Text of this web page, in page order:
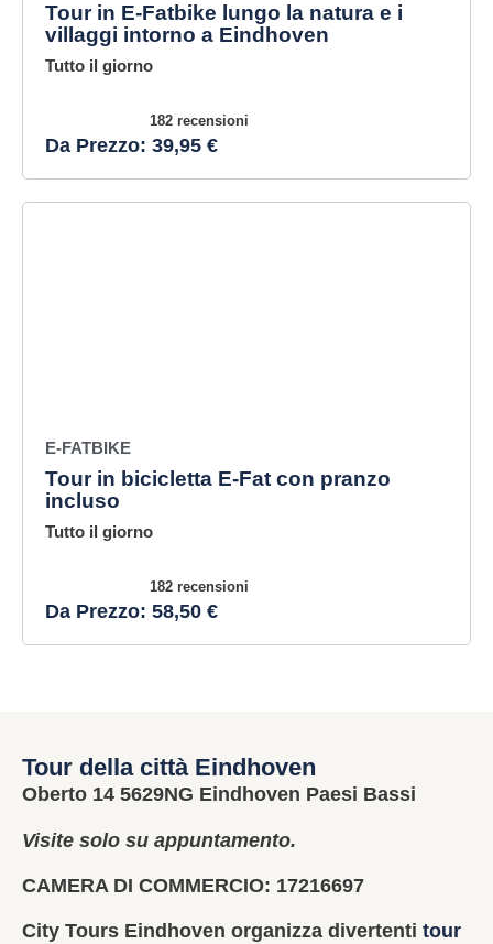
Tour in E-Fatbike lungo la natura e i
villaggi intorno a Eindhoven
Tutto il giorno
182 recensioni
Da Prezzo: 39,95 €
E-FATBIKE
Tour in bicicletta E-Fat con pranzo
incluso
Tutto il giorno
182 recensioni
Da Prezzo: 58,50 €
Tour della città Eindhoven
Oberto 14 5629NG Eindhoven Paesi Bassi
Visite solo su appuntamento.
CAMERA DI COMMERCIO: 17216697
City Tours Eindhoven organizza divertenti tour